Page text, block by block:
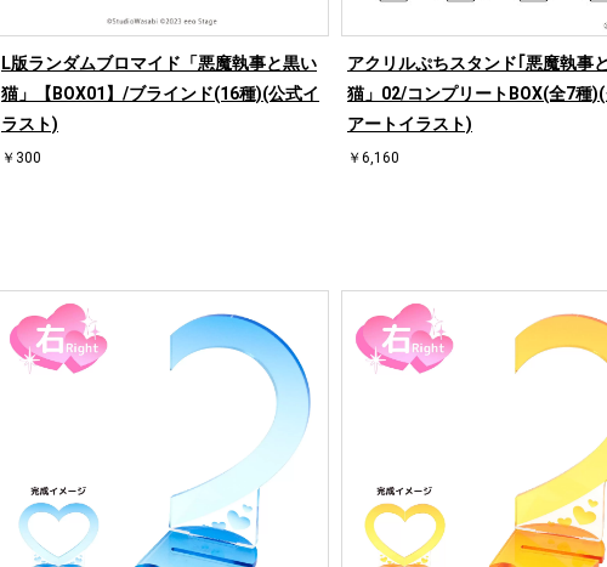
L版ランダムブロマイド「悪魔執事と黒い
猫」【BOX01】/ブラインド(16種)(公式イ
ラスト)
￥300
アクリルぷちスタンド｢悪魔執事
猫」02/コンプリートBOX(全7種
アートイラスト)
￥6,160